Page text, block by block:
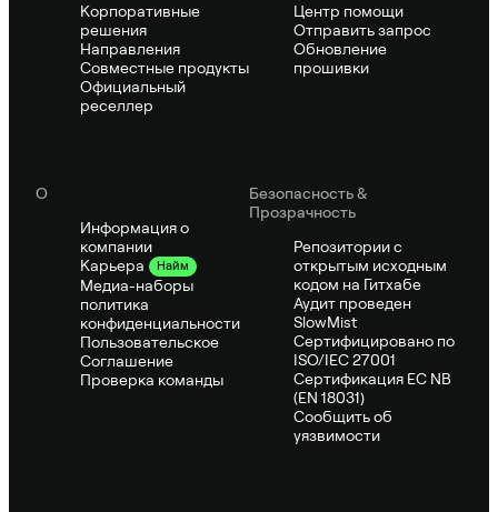
Корпоративные
решения
Направления
Совместные продукты
Официальный
реселлер
Центр помощи
Отправить запрос
Обновление
прошивки
О
Информация о
компании
Карьера
Найм
Медиа-наборы
политика
конфиденциальности
Пользовательское
Соглашение
Проверка команды
Безопасность &
Прозрачность
Репозитории с
открытым исходным
кодом на Гитхабе
Аудит проведен
SlowMist
Сертифицировано по
ISO/IEC 27001
Сертификация ЕС NB
(EN 18031)
Сообщить об
уязвимости